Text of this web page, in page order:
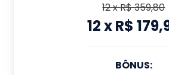
12xR$ 359,80
12xR$
BÔNUS: